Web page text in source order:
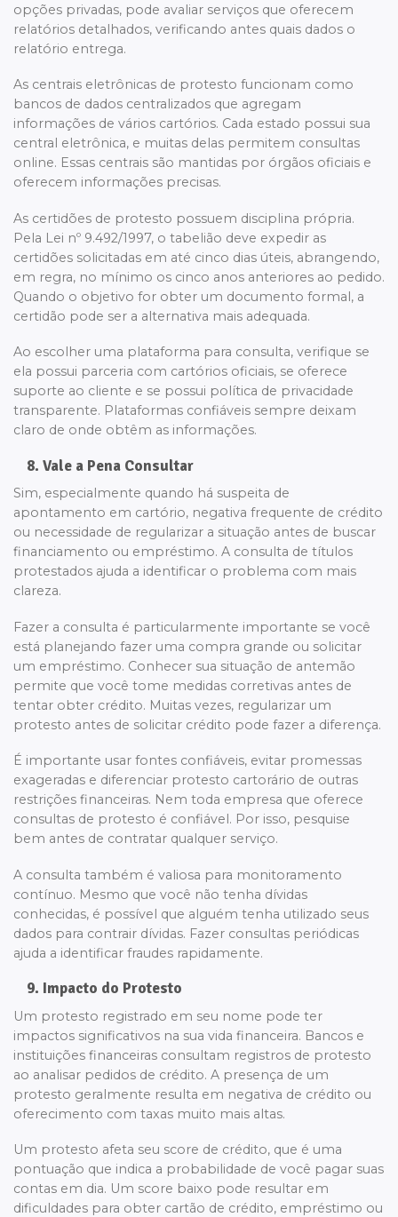
opções privadas, pode avaliar serviços que oferecem
relatórios detalhados, verificando antes quais dados o
relatório entrega.
As centrais eletrônicas de protesto funcionam como
bancos de dados centralizados que agregam
informações de vários cartórios. Cada estado possui sua
central eletrônica, e muitas delas permitem consultas
online. Essas centrais são mantidas por órgãos oficiais e
oferecem informações precisas.
As certidões de protesto possuem disciplina própria.
Pela Lei nº 9.492/1997, o tabelião deve expedir as
certidões solicitadas em até cinco dias úteis, abrangendo,
em regra, no mínimo os cinco anos anteriores ao pedido.
Quando o objetivo for obter um documento formal, a
certidão pode ser a alternativa mais adequada.
Ao escolher uma plataforma para consulta, verifique se
ela possui parceria com cartórios oficiais, se oferece
suporte ao cliente e se possui política de privacidade
transparente. Plataformas confiáveis sempre deixam
claro de onde obtêm as informações.
8. Vale a Pena Consultar
Sim, especialmente quando há suspeita de
apontamento em cartório, negativa frequente de crédito
ou necessidade de regularizar a situação antes de buscar
financiamento ou empréstimo. A consulta de títulos
protestados ajuda a identificar o problema com mais
clareza.
Fazer a consulta é particularmente importante se você
está planejando fazer uma compra grande ou solicitar
um empréstimo. Conhecer sua situação de antemão
permite que você tome medidas corretivas antes de
tentar obter crédito. Muitas vezes, regularizar um
protesto antes de solicitar crédito pode fazer a diferença.
É importante usar fontes confiáveis, evitar promessas
exageradas e diferenciar protesto cartorário de outras
restrições financeiras. Nem toda empresa que oferece
consultas de protesto é confiável. Por isso, pesquise
bem antes de contratar qualquer serviço.
A consulta também é valiosa para monitoramento
contínuo. Mesmo que você não tenha dívidas
conhecidas, é possível que alguém tenha utilizado seus
dados para contrair dívidas. Fazer consultas periódicas
ajuda a identificar fraudes rapidamente.
9. Impacto do Protesto
Um protesto registrado em seu nome pode ter
impactos significativos na sua vida financeira. Bancos e
instituições financeiras consultam registros de protesto
ao analisar pedidos de crédito. A presença de um
protesto geralmente resulta em negativa de crédito ou
oferecimento com taxas muito mais altas.
Um protesto afeta seu score de crédito, que é uma
pontuação que indica a probabilidade de você pagar suas
contas em dia. Um score baixo pode resultar em
dificuldades para obter cartão de crédito, empréstimo ou